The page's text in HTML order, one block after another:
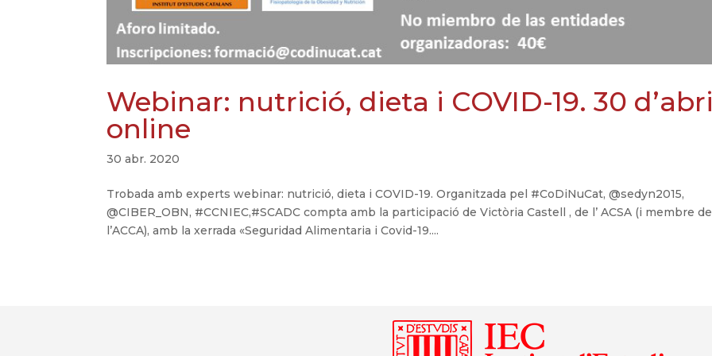
Webinar: nutrició, dieta i COVID-19. 30
online
30 abr. 2020
Trobada amb experts webinar: nutrició, dieta i COVID-19. Organitzada pel #CoDiNuCat, @sedyn2015,
@CIBER_OBN, #CCNIEC,#SCADC compta amb la participació de Victòria Castell , de l’ ACSA (i membre de
l’ACCA), amb la xerrada «Seguridad Alimentaria i Covid-19....